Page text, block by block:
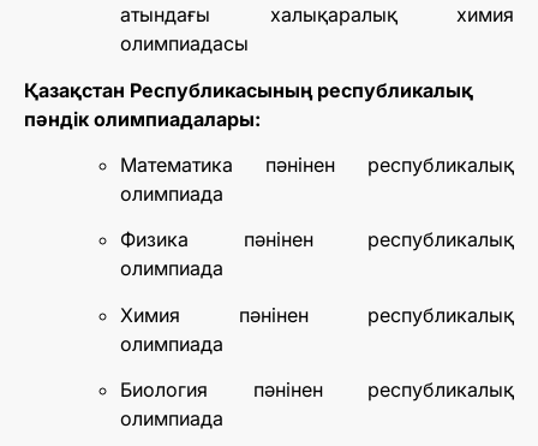
атындағы халықаралық химия
олимпиадасы
Қазақстан Республикасының республикалық
пәндік олимпиадалары:
Математика пәнінен республикалық
олимпиада
Физика пәнінен республикалық
олимпиада
Химия пәнінен республикалық
олимпиада
Биология пәнінен республикалық
олимпиада